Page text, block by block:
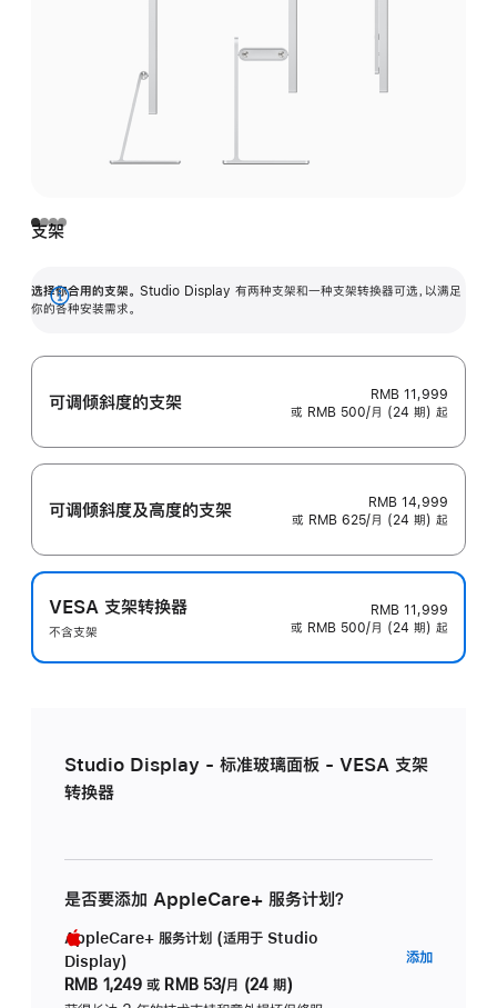
支架
选择你合用的支架。 Studio Display 有两种支架和一种支架转换器可选，以满足
你的各种安装需求。
展
可调倾斜度的支架
RMB 11,999
或 RMB 500/月 (24 期) 起
可调倾斜度及高‍度的支‍架
RMB 14,999
或 RMB 625/月 (24 期) 起
VESA 支架转换器
不含支架
RMB 11,999
或 RMB 500/月 (24 期) 起
Studio Display - 标准玻璃面板 - VESA 支架
转换器
是否要添加 AppleCare+ 服务计划？
AppleCare+ 服务计划 (适用于 Studio
Display)
RMB 1,249 或 RMB 53/月 (24 期)
添加